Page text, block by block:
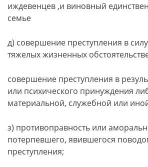
иждевенцев ,и виновный
семье
д) совершение преступления в
тяжелых жизненных
совершение преступления в
или психического принуждения
материальной, служебной или
з) противоправность или
потерпевшего, явившегося
преступления;